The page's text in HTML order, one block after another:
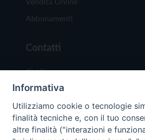
Abbonamenti
Contatti
Chi Siamo
Redazione
Scrivici
Informativa
Utilizziamo cookie o tecnologie
finalità tecniche e, con il tuo
altre finalità ("interazioni e